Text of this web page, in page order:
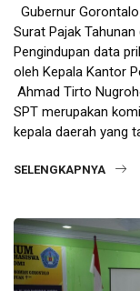
Gubernur
Surat Pajak
Pengindupan data
oleh Kepala Kantor
Ahmad Tirto
SPT merupakan
kepala daerah yang
SELENGKAPNYA